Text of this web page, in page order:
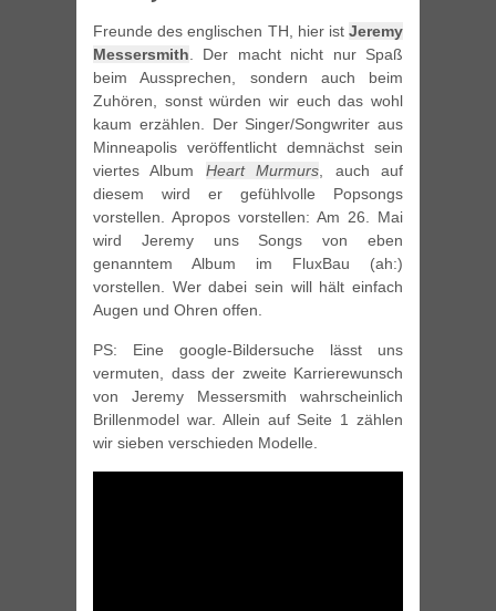
Freunde des englischen TH, hier ist Jeremy
Messersmith. Der macht nicht nur Spaß
beim Aussprechen, sondern auch beim
Zuhören, sonst würden wir euch das wohl
kaum erzählen. Der Singer/Songwriter aus
Minneapolis veröffentlicht demnächst sein
viertes Album Heart Murmurs, auch auf
diesem wird er gefühlvolle Popsongs
vorstellen. Apropos vorstellen: Am 26. Mai
wird Jeremy uns Songs von eben
genanntem Album im FluxBau (ah:)
vorstellen. Wer dabei sein will hält einfach
Augen und Ohren offen.
PS: Eine google-Bildersuche lässt uns
vermuten, dass der zweite Karrierewunsch
von Jeremy Messersmith wahrscheinlich
Brillenmodel war. Allein auf Seite 1 zählen
wir sieben verschieden Modelle.